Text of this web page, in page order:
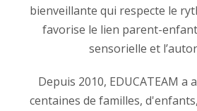
bienveillante qui respecte le
favorise le lien parent-
sensorielle et
Depuis 2010, EDUCATEAM a
centaines de familles,